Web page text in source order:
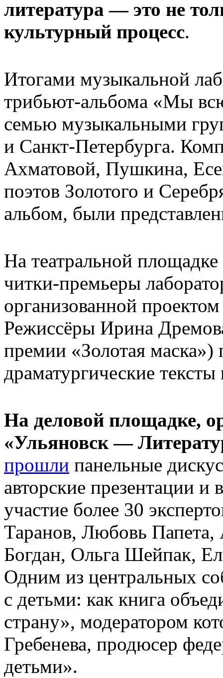
литература — это не
культурный процесс.
Итогами музыкальной
трибьют-альбома «Мы
семью музыкальными
и Санкт-Петербурга.
Ахматовой, Пушкина,
поэтов Золотого и
альбом, были
На театральной
читки-премьеры
организованной
Режиссёры Ирина
премии «Золотая маска»)
драматургические
На деловой площадке,
«Ульяновск —
прошли панельные
авторские презентации и
участие более 30
Таранов, Любовь
Богдан, Ольга Шейпак,
Одним из центральных
с детьми: как книга
страну», модератором
Гребенева, продюсер
детьми».